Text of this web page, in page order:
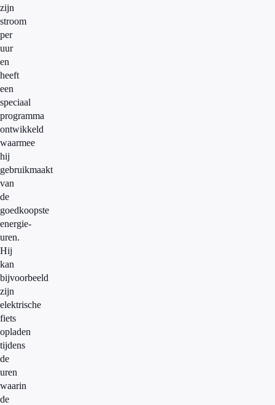
zijn
stroom
per
uur
en
heeft
een
speciaal
programma
ontwikkeld
waarmee
hij
gebruikmaakt
van
de
goedkoopste
energie-
uren.
Hij
kan
bijvoorbeeld
zijn
elektrische
fiets
opladen
tijdens
de
uren
waarin
de